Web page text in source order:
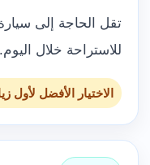
تقل الحاجة إلى
للاستراحة خلال اليوم.
الاختيار الأفضل لأول